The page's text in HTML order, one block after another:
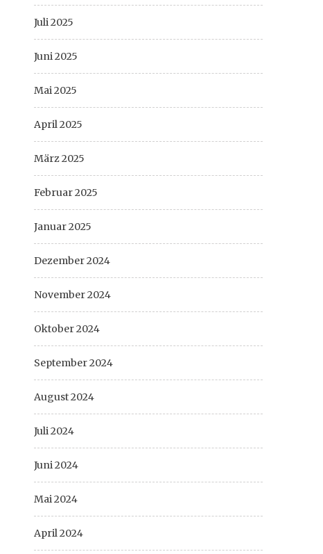
Juli 2025
Juni 2025
Mai 2025
April 2025
März 2025
Februar 2025
Januar 2025
Dezember 2024
November 2024
Oktober 2024
September 2024
August 2024
Juli 2024
Juni 2024
Mai 2024
April 2024